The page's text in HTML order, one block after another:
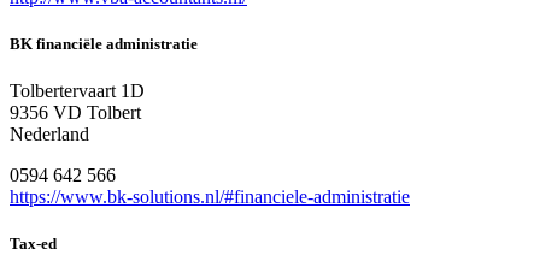
BK financiële administratie
Tolbertervaart 1D
9356 VD Tolbert
Nederland
0594 642 566
https://www.bk-solutions.nl/#financiele-administratie
Tax-ed